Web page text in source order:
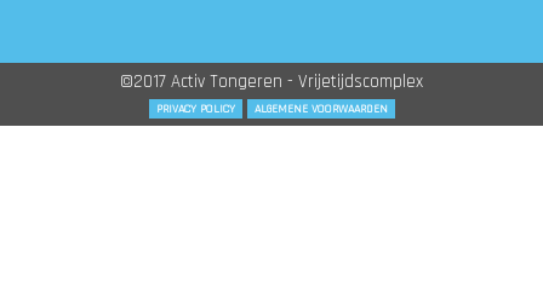
©2017 Activ Tongeren - Vrijetijdscomplex
PRIVACY POLICY ALGEMENE VOORWAARDEN